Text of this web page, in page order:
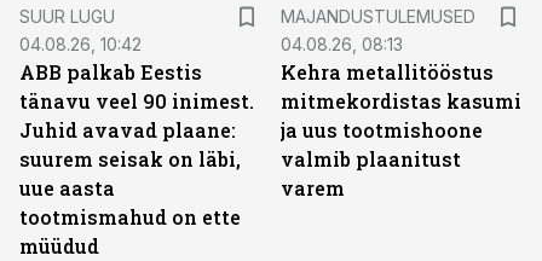
SUUR LUGU
04.08.26, 10:42
ABB palkab Eestis
tänavu veel 90 inimest.
Juhid avavad plaane:
suurem seisak on läbi,
uue aasta
tootmismahud on ette
müüdud
MAJANDUSTULEMUSED
04.08.26, 08:13
Kehra metallitööstus
mitmekordistas kasumi
ja uus tootmishoone
valmib plaanitust
varem